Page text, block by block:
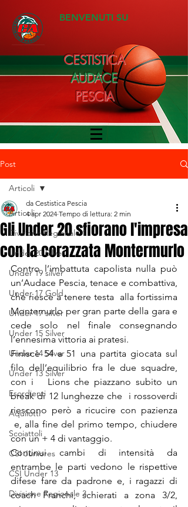
BENVENUTI SU
CESTISTICA
AUDACE
PESCIA
Post
Articoli
Divisione Regionale 1
Under 20 Silver
Under 19 silver
Under 17 Gold
Under 17 silver
Under 15 Silver
Under 14 Silver
Under 13 Silver
Esordienti
Aquilotti
Scoiattoli
CSI Juniores
CSI Under 13
Divisione Regionale 3
Articoli
Gli Under 20 sfiorano l'impresa
con la corazzata Montermurlo
da Cestistica Pescia
4 apr 2024 Tempo di lettura: 2 min
Contro l’imbattuta capolista nulla può
un’Audace Pescia, tenace e combattiva,
che riesce a tenere testa  alla fortissima
Montemurlo per gran parte della gara e
cede solo nel finale consegnando
l’ennesima vittoria ai pratesi.
Finisce 54 a 51 una partita giocata sul
filo dell’equilibrio fra le due squadre,
con i   Lions che piazzano subito un
break di 12 lunghezze che  i rossoverdi
riescono però a ricucire con pazienza
e, alla fine del primo tempo, chiudere
con un + 4 di vantaggio.
Continui cambi di intensità da
entrambe le parti vedono le rispettive
difese fare da padrone e, i ragazzi di
coach Franchi, schierati a zona 3/2,